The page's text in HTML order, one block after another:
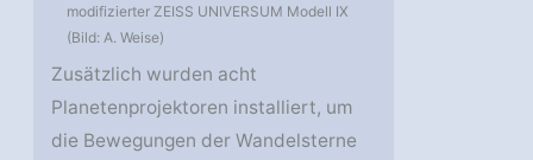
modifizierter ZEISS UNIVERSUM Modell IX
(Bild: A. Weise)
Zusätzlich wurden acht
Planetenprojektoren installiert, um
die Bewegungen der Wandelsterne